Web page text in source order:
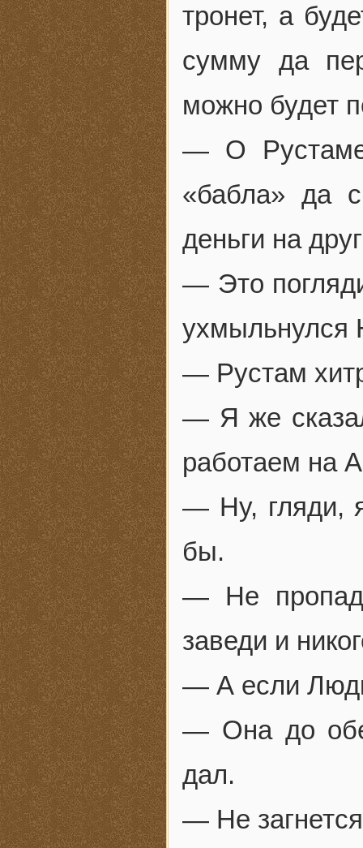
тронет, а
сумму да
можно будет
— О
«бабла» да
деньги на
— Это
ухмыльнулся
— Рустам
— Я же
работаем на
— Ну, гляди,
бы.
— Не
заведи и
— А если
— Она до
дал.
— Не